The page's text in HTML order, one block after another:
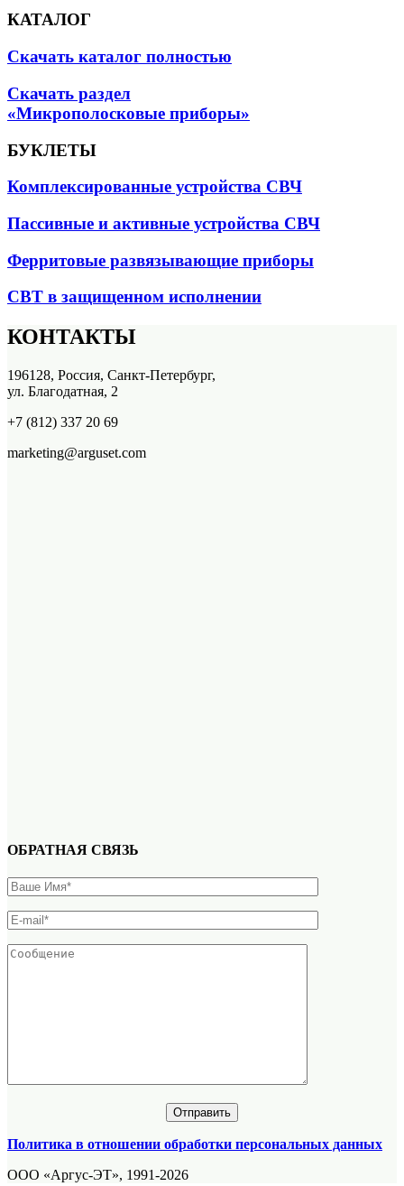
КАТАЛОГ
Скачать каталог полностью
Скачать раздел
«Микрополосковые приборы»
БУКЛЕТЫ
Комплексированные устройства СВЧ
Пассивные и активные устройства СВЧ
Ферритовые развязывающие приборы
СВТ в защищенном исполнении
КОНТАКТЫ
196128, Россия, Санкт-Петербург,
ул. Благодатная, 2
+7 (812) 337 20 69
marketing@arguset.com
ОБРАТНАЯ СВЯЗЬ
Политика в отношении обработки персональных данных
ООО «Аргус-ЭТ», 1991-2026